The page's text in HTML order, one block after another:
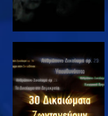
ΠΑΡΑΚΟΛΟΥΘΗΣΤΕ